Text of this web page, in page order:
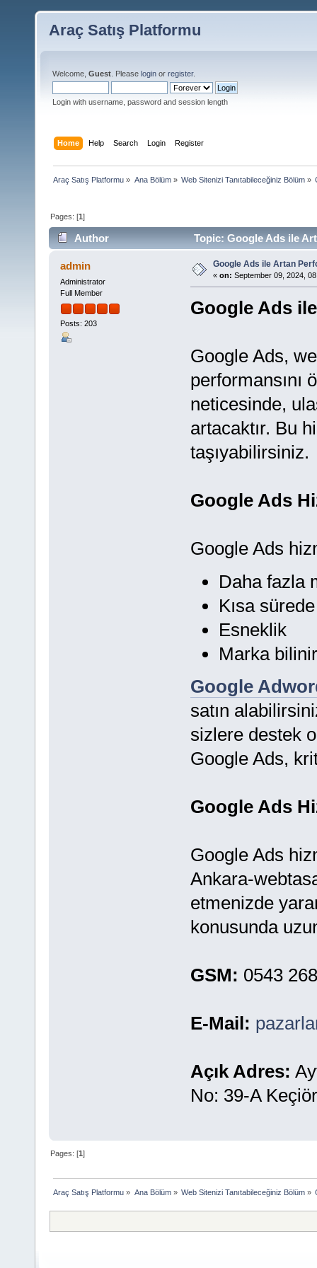
Araç Satış Platformu
Welcome, Guest . Please login or register.
Login with username, password and session length
Home Help Search Login Register
Araç Satış Platformu » Ana Bölüm» Web Sitenizi Tanıtabileceğiniz Bölüm»
Pages: [1]
Author Topic: Google Ads ile
admin
Administrator
Full Member
Posts: 203
Google Ads ile Artan
« on: September 09, 2024,
Google Ads
Google Ads,
performansını
neticesinde,
artacaktır. Bu
taşıyabilirsiniz.
Google Ads
Google Ads
Daha fazla
Kısa
Esneklik
Marka
Google
satın
sizlere destek
Google Ads,
Google Ads
Google Ads
Ankara-
etmenizde
konusunda
GSM: 0543
E-Mail:
Açık Adres:
No: 39-A
Pages: [1]
Araç Satış Platformu » Ana Bölüm» Web Sitenizi Tanıtabileceğiniz Bölüm»